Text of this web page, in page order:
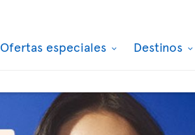
Ofertas especiales Destinos